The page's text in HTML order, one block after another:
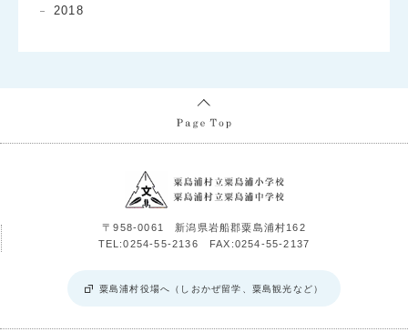
2018
〒958-0061 新潟県岩船郡粟島浦村162
TEL:0254-55-2136 FAX:0254-55-2137
粟島浦村役場へ（しおかぜ留学、粟島観光など）